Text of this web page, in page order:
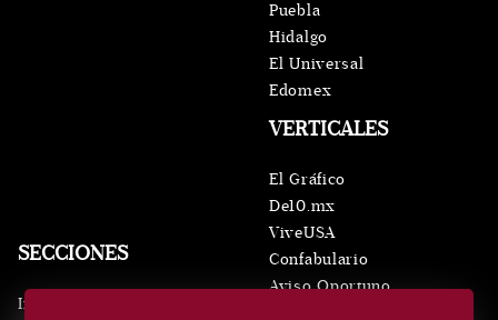
SECCIONES
Inicio
VERTICALES
El Gráfico
De10.mx
ViveUSA
Confabulario
Aviso Oportuno
Puebla
Hidalgo
El Universal
Edomex